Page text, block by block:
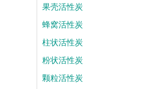
果壳活性炭
蜂窝活性炭
柱状活性炭
粉状活性炭
颗粒活性炭